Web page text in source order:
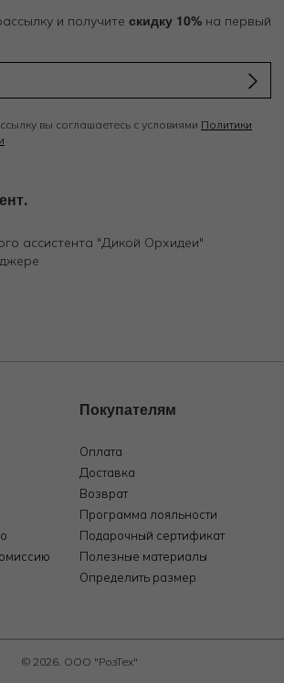
и получите скидку 10% на первый
вы соглашаетесь с условиями Политики
ассистента "Дикой Орхидеи"
Покупателям
Оплата
Доставка
Возврат
Программа лояльности
Подарочный сертификат
Полезные материалы
Определить размер
© 2026, ООО "РозТех"